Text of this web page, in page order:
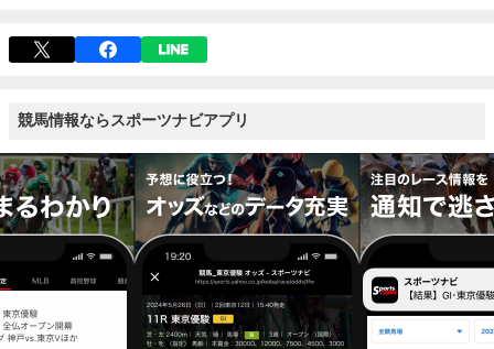
競馬情報ならスポーツナビアプリ